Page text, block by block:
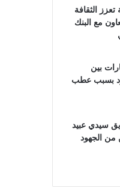
تعزز الثقافة
مع البنك
بين
بسبب عطب
سيدي عبيد
من الجهود